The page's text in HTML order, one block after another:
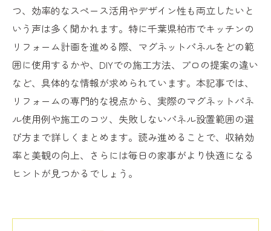
つ、効率的なスペース活用やデザイン性も両立したいと
いう声は多く聞かれます。特に千葉県柏市でキッチンの
リフォーム計画を進める際、マグネットパネルをどの範
囲に使用するかや、DIYでの施工方法、プロの提案の違い
など、具体的な情報が求められています。本記事では、
リフォームの専門的な視点から、実際のマグネットパネ
ル使用例や施工のコツ、失敗しないパネル設置範囲の選
び方まで詳しくまとめます。読み進めることで、収納効
率と美観の向上、さらには毎日の家事がより快適になる
ヒントが見つかるでしょう。